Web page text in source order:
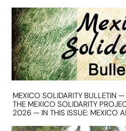
MEXICO SOLIDARITY BULLETIN
THE MEXICO SOLIDARITY
2026 — IN THIS ISSUE: MEXICO